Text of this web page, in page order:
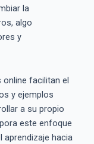
la
algo
y
facilitan el
y ejemplos
a su propio
este enfoque
aprendizaje hacia